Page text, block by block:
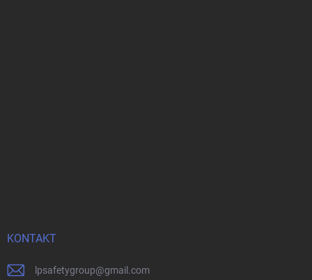
KONTAKT
lpsafetygroup@gmail.com